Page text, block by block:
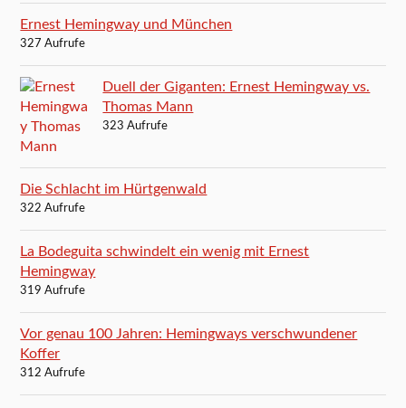
Ernest Hemingway und München
327 Aufrufe
Duell der Giganten: Ernest Hemingway vs.
Thomas Mann
323 Aufrufe
Die Schlacht im Hürtgenwald
322 Aufrufe
La Bodeguita schwindelt ein wenig mit Ernest
Hemingway
319 Aufrufe
Vor genau 100 Jahren: Hemingways verschwundener
Koffer
312 Aufrufe